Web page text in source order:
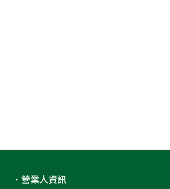
．營業人資訊